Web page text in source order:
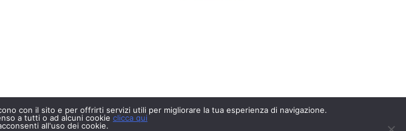
con il sito e per offrirti servizi utili per migliorare la tua esperienza di navigazione.
a tutti o ad alcuni cookie clicca qui
all'uso dei cookie.